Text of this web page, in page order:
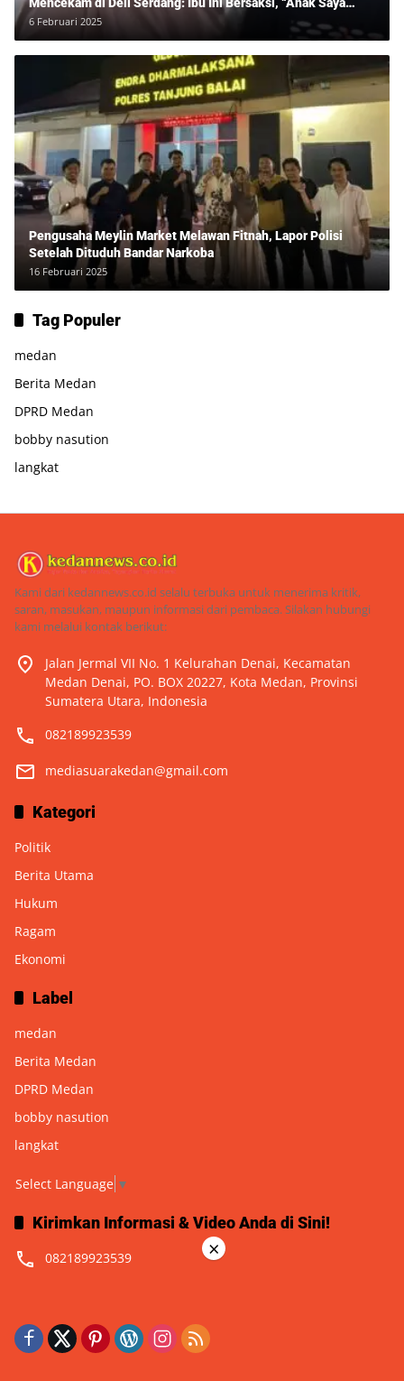
Ditangkap Tanpa Bukti dan Bukan Bandar Narkoba!”
6 Februari 2025
Pengusaha Meylin Market Melawan Fitnah, Lapor Polisi
Setelah Dituduh Bandar Narkoba
16 Februari 2025
Tag Populer
medan
Berita Medan
DPRD Medan
bobby nasution
langkat
Kami dari kedannews.co.id selalu terbuka untuk menerima kritik,
saran, masukan, maupun informasi dari pembaca. Silakan hubungi
kami melalui kontak berikut:
Jalan Jermal VII No. 1 Kelurahan Denai, Kecamatan
Medan Denai, PO. BOX 20227, Kota Medan, Provinsi
Sumatera Utara, Indonesia
082189923539
mediasuarakedan@gmail.com
Kategori
Politik
Berita Utama
Hukum
Ragam
Ekonomi
Label
medan
Berita Medan
DPRD Medan
bobby nasution
langkat
Select Language ▼
Kirimkan Informasi & Video Anda di Sini!
082189923539 ×